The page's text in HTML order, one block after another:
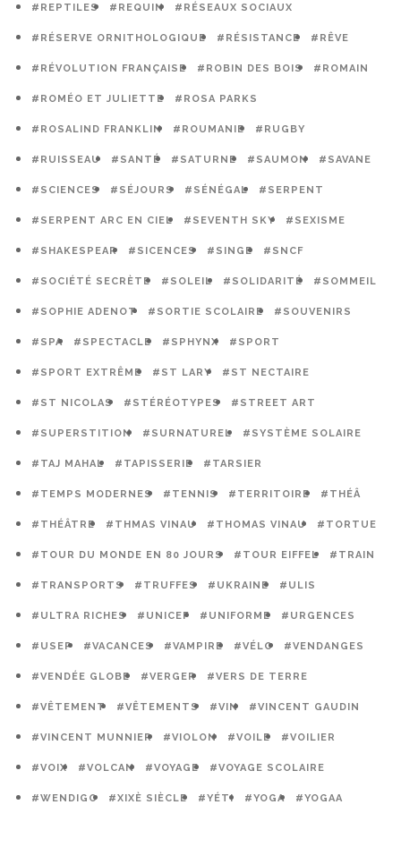
#REPTILES #REQUIN #RÉSEAUX SOCIAUX
#RÉSERVE ORNITHOLOGIQUE #RÉSISTANCE #RÊVE
#RÉVOLUTION FRANÇAISE #ROBIN DES BOIS #ROMAIN
#ROMÉO ET JULIETTE #ROSA PARKS
#ROSALIND FRANKLIN #ROUMANIE #RUGBY
#RUISSEAU #SANTÉ #SATURNE #SAUMON #SAVANE
#SCIENCES #SÉJOURS #SÉNÉGAL #SERPENT
#SERPENT ARC EN CIEL #SEVENTH SKY #SEXISME
#SHAKESPEAR #SICENCES #SINGE #SNCF
#SOCIÉTÉ SECRÈTE #SOLEIL #SOLIDARITÉ #SOMMEIL
#SOPHIE ADENOT #SORTIE SCOLAIRE #SOUVENIRS
#SPA #SPECTACLE #SPHYNX #SPORT
#SPORT EXTRÊME #ST LARY #ST NECTAIRE
#ST NICOLAS #STÉRÉOTYPES #STREET ART
#SUPERSTITION #SURNATUREL #SYSTÈME SOLAIRE
#TAJ MAHAL #TAPISSERIE #TARSIER
#TEMPS MODERNES #TENNIS #TERRITOIRE #THÉÂ
#THÉÂTRE #THMAS VINAU #THOMAS VINAU #TORTUE
#TOUR DU MONDE EN 80 JOURS #TOUR EIFFEL #TRAIN
#TRANSPORTS #TRUFFES #UKRAINE #ULIS
#ULTRA RICHES #UNICEF #UNIFORME #URGENCES
#USEP #VACANCES #VAMPIRE #VÉLO #VENDANGES
#VENDÉE GLOBE #VERGER #VERS DE TERRE
#VÊTEMENT #VÊTEMENTS #VIN #VINCENT GAUDIN
#VINCENT MUNNIER #VIOLON #VOILE #VOILIER
#VOIX #VOLCAN #VOYAGE #VOYAGE SCOLAIRE
#WENDIGO #XIXÈ SIÈCLE #YÉTI #YOGA #YOGAA